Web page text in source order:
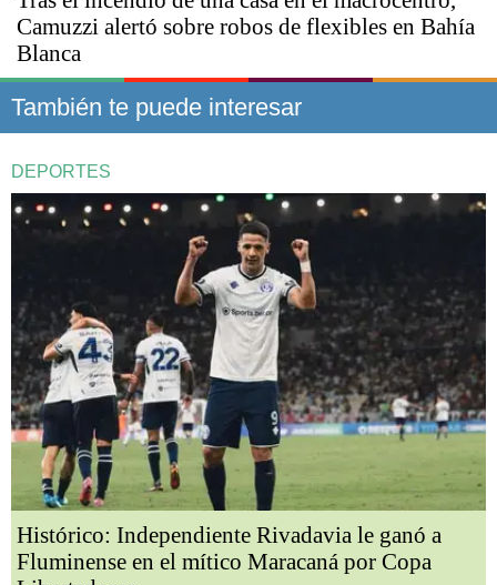
Camuzzi alertó sobre robos de flexibles en Bahía
Blanca
También te puede interesar
DEPORTES
Histórico: Independiente Rivadavia le ganó a
Fluminense en el mítico Maracaná por Copa